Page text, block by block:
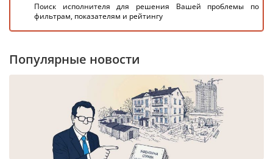
Поиск исполнителя для решения Вашей проблемы по
фильтрам, показателям и рейтингу
Популярные новости